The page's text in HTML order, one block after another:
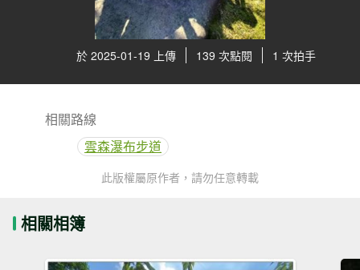
於 2025-01-19 上傳 139 次點閱 1 次拍手
相關路線
雲森瀑布步道
此版權屬原作者，請勿任意轉載
相關相簿